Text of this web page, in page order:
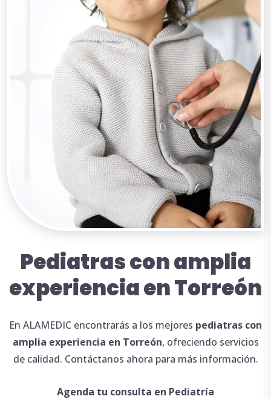
Pediatras con amplia
experiencia en Torreón
En ALAMEDIC encontrarás a los mejores pediatras con
amplia experiencia en Torreón, ofreciendo servicios
de calidad. Contáctanos ahora para más información.
Agenda tu consulta en Pediatría